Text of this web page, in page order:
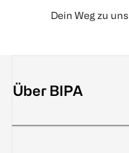
Dein Weg zu uns
Über BIPA